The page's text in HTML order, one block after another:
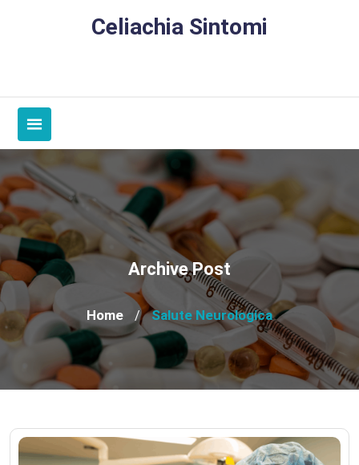
Celiachia Sintomi
Archive Post
Home / Salute Neurologica